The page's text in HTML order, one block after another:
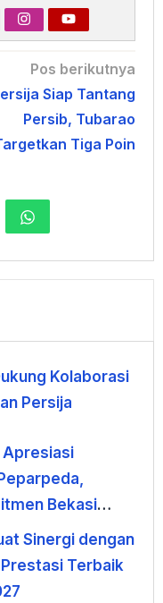
Pos berikutnya
Siap Tantang
Persib, Tubarao
Tiga Poin
Kolaborasi
Persija
Apresiasi
Bekasi
Disabilitas
Sinergi dengan
Prestasi Terbaik